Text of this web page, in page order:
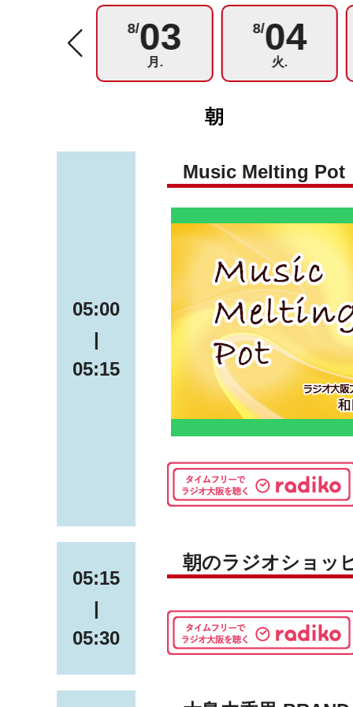
8/03
月.
8/04
火.
朝
05:00
|
05:15
Music Melting Pot
05:15
|
05:30
朝のラジオショッ